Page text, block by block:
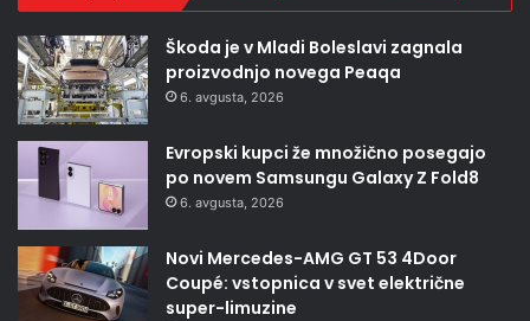
Škoda je v Mladi Boleslavi zagnala
proizvodnjo novega Peaqa
6. avgusta, 2026
Evropski kupci že množično posegajo
po novem Samsungu Galaxy Z Fold8
6. avgusta, 2026
Novi Mercedes-AMG GT 53 4Door
Coupé: vstopnica v svet električne
super-limuzine